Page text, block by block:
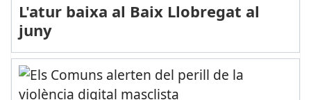
L'atur baixa al Baix Llobregat al
juny